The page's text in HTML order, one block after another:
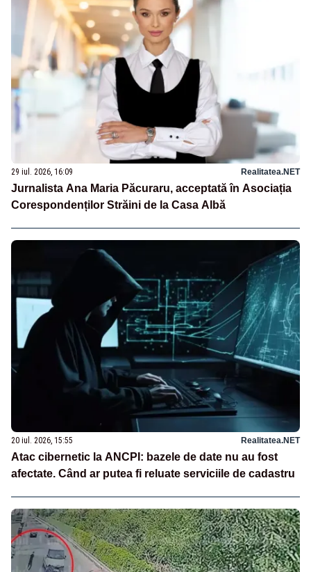
29 iul. 2026, 16:09 Realitatea.NET
Jurnalista Ana Maria Păcuraru, acceptată în Asociația
Corespondenților Străini de la Casa Albă
20 iul. 2026, 15:55 Realitatea.NET
Atac cibernetic la ANCPI: bazele de date nu au fost
afectate. Când ar putea fi reluate serviciile de cadastru